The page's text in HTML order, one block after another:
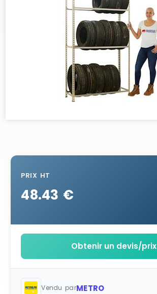
PRIX HT
48.43 €
Obtenir un devis/prix
Vendu parMETRO